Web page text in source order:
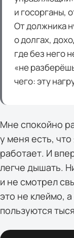
и госорганы,
От должника
о долгах,
где без него
«не
чего: эту
Мне спокойно
у меня есть,
работает. И
легче дышать.
и не смотрел
это не клеймо,
пользуются